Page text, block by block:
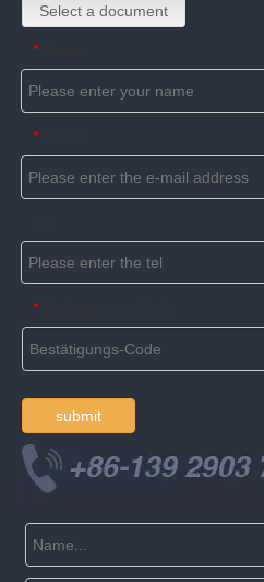
Select a document
*
*
*
submit